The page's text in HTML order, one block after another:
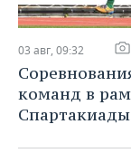
ФИГУРНОЕ
ВОДНЫЕ
ХОККЕЙ С
МЕДИЦИНА
ОБРАЗОВАНИЕ
03 авг, 09:32
команд в